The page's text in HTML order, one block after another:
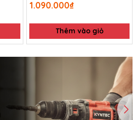
1.090.000₫
Thêm vào giỏ